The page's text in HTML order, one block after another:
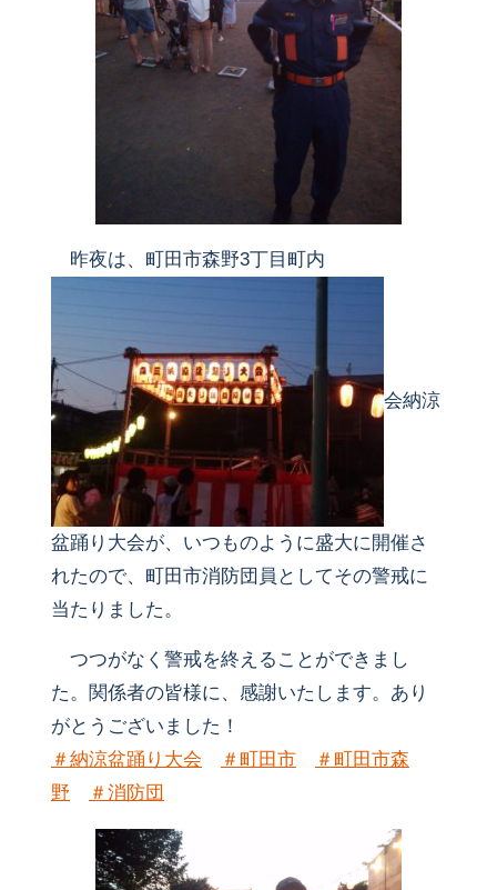
昨夜は、町田市森野3丁目町内
会納涼
盆踊り大会が、いつものように盛大に開催さ
れたので、町田市消防団員としてその警戒に
当たりました。
つつがなく警戒を終えることができまし
た。関係者の皆様に、感謝いたします。あり
がとうございました！
＃ 納涼盆踊り大会 ＃ 町田市 ＃ 町田市森
野
＃ 消防団